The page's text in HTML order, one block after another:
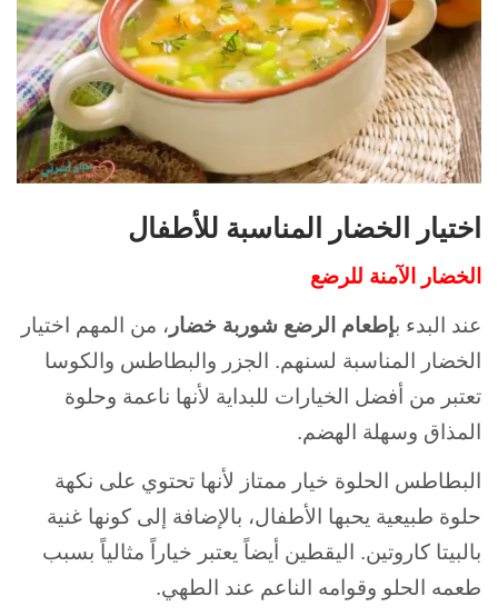
اختيار الخضار المناسبة للأطفال
الخضار الآمنة للرضع
عند البدء بإطعام الرضع شوربة خضار ، من المهم اختيار
الخضار المناسبة لسنهم. الجزر والبطاطس والكوسا
تعتبر من أفضل الخيارات للبداية لأنها ناعمة وحلوة
المذاق وسهلة الهضم.
البطاطس الحلوة خيار ممتاز لأنها تحتوي على نكهة
حلوة طبيعية يحبها الأطفال، بالإضافة إلى كونها غنية
بالبيتا كاروتين. اليقطين أيضاً يعتبر خياراً مثالياً بسبب
طعمه الحلو وقوامه الناعم عند الطهي.